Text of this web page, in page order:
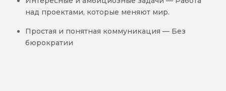
над проектами, которые меняют мир.
Простая и понятная коммуникация — Без
бюрократии